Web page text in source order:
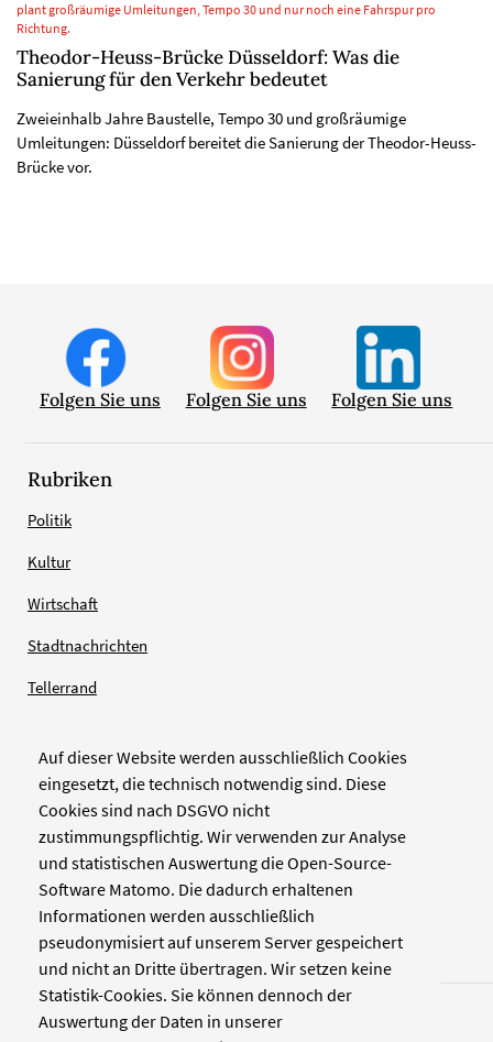
Auf dieser Website werden ausschließlich Cookies
eingesetzt, die technisch notwendig sind. Diese
Cookies sind nach DSGVO nicht
zustimmungspflichtig. Wir verwenden zur Analyse
und statistischen Auswertung die Open-Source-
Software Matomo. Die dadurch erhaltenen
Informationen werden ausschließlich
pseudonymisiert auf unserem Server gespeichert
und nicht an Dritte übertragen. Wir setzen keine
Statistik-Cookies. Sie können dennoch der
Auswertung der Daten in unserer
plant großräumige Umleitungen, Tempo 30 und nur noch eine Fahrspur pro
Richtung.
Theodor-Heuss-Brücke Düsseldorf: Was die
Sanierung für den Verkehr bedeutet
Zweieinhalb Jahre Baustelle, Tempo 30 und großräumige
Umleitungen: Düsseldorf bereitet die Sanierung der Theodor-Heuss-
Brücke vor.
Folgen Sie uns Folgen Sie uns Folgen Sie uns
Rubriken
Politik
Kultur
Wirtschaft
Stadtnachrichten
Tellerrand
Verlag
Zellwerk GmbH & Co KG
Pinienstraße 2
40233 Düsseldorf
www.zellwerk.com